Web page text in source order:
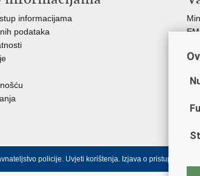
informacijama
podataka
policije. Uvjeti korištenja. Izjava o pristupačnosti